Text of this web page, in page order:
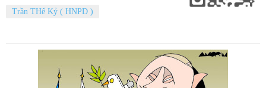
Trần THế Kỷ ( HNPD )